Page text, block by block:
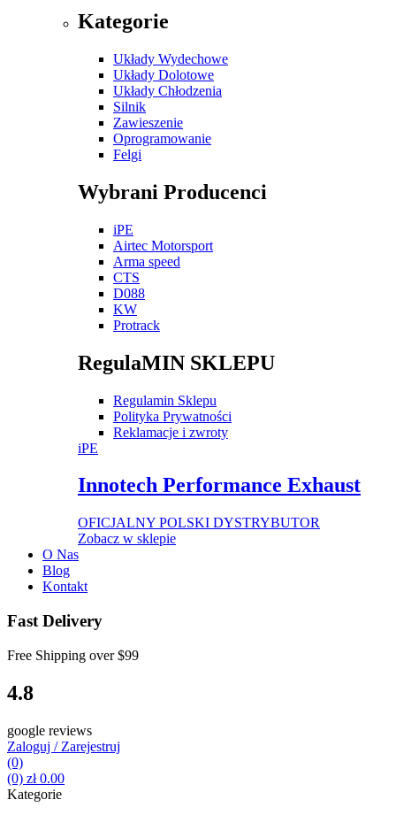
Kategorie
Układy Wydechowe
Układy Dolotowe
Układy Chłodzenia
Silnik
Zawieszenie
Oprogramowanie
Felgi
Wybrani Producenci
iPE
Airtec Motorsport
Arma speed
CTS
D088
KW
Protrack
RegulaMIN SKLEPU
Regulamin Sklepu
Polityka Prywatności
Reklamacje i zwroty
iPE
Innotech Performance Exhaust
OFICJALNY POLSKI DYSTRYBUTOR
Zobacz w sklepie
O Nas
Blog
Kontakt
Fast Delivery
Free Shipping over$99
4.8
google reviews
Zaloguj / Zarejestruj
(0)
(0) zł0.00
Kategorie